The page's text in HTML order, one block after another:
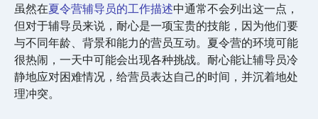
虽然在夏令营辅导员的工作描述中通常不会列出这一点，
但对于辅导员来说，耐心是一项宝贵的技能，因为他们要
与不同年龄、背景和能力的营员互动。夏令营的环境可能
很热闹，一天中可能会出现各种挑战。耐心能让辅导员冷
静地应对困难情况，给营员表达自己的时间，并沉着地处
理冲突。